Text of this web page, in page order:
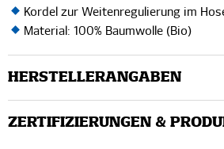
Kordel zur Weitenregulierung im
Material: 100% Baumwolle (Bio)
HERSTELLERANGABEN
ZERTIFIZIERUNGEN &